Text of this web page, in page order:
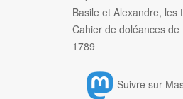
Basile et Alexandre, les
Cahier de doléances de
1789
Suivre sur